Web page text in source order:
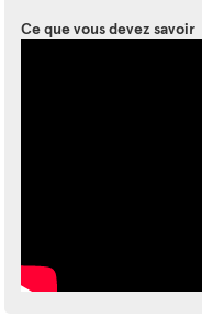
Ce que vous devez savoir